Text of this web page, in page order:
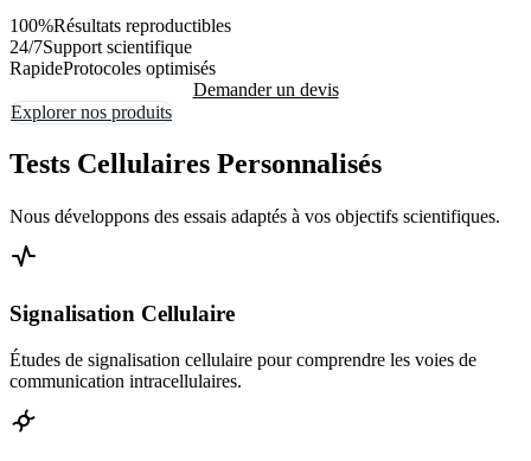
100%Résultats reproductibles
24/7Support scientifique
RapideProtocoles optimisés
Demander un devis
Explorer nos produits
Tests Cellulaires Personnalisés
Nous développons des essais adaptés à vos objectifs scientifiques.
Signalisation Cellulaire
Études de signalisation cellulaire pour comprendre les voies de
communication intracellulaires.